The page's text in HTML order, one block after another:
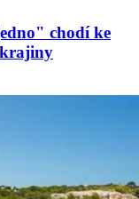
chodí ke